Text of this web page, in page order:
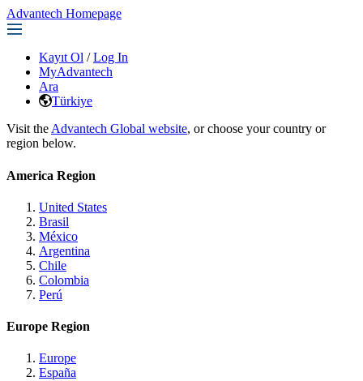
Advantech Homepage
Kayıt Ol / Log In
MyAdvantech
Ara
Türkiye
Visit the Advantech Global website, or choose your country or
region below.
America Region
United States
Brasil
México
Argentina
Chile
Colombia
Perú
Europe Region
Europe
España